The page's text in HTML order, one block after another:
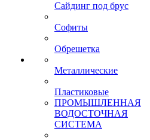
Сайдинг под брус
Софиты
Обрешетка
Металлические
Пластиковые
ПРОМЫШЛЕННАЯ
ВОДОСТОЧНАЯ
СИСТЕМА